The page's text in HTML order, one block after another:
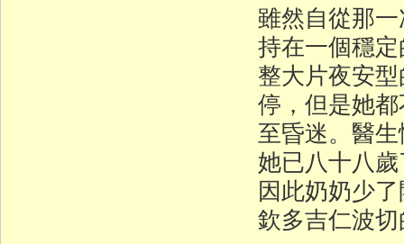
雖然自從那
持在一個穩
整大片夜安
停，但是她
至昏迷。醫
她已八十八
因此奶奶少
欽多吉仁波